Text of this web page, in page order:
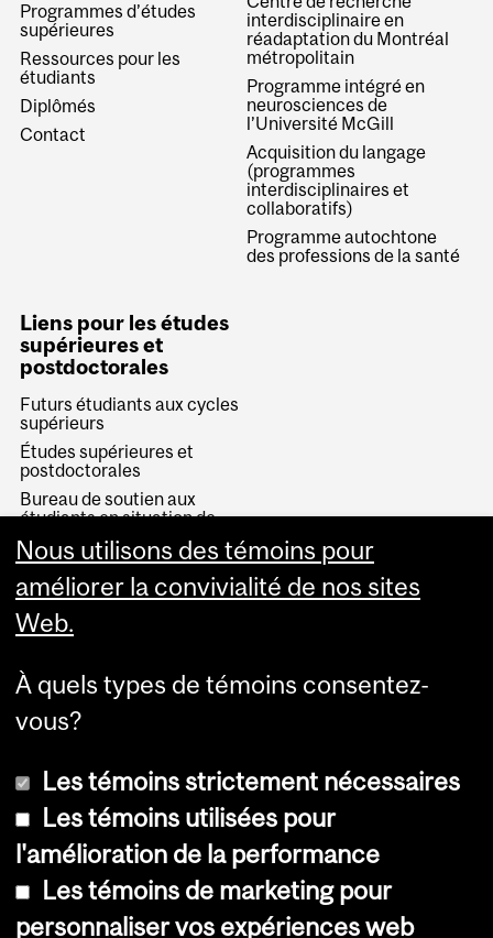
Programmes d’études
supérieures
Ressources pour les
étudiants
Diplômés
Contact
interdisciplinaire en
réadaptation du Montréal
métropolitain
Programme intégré en
neurosciences de
l’Université McGill
Acquisition du langage
(programmes
interdisciplinaires et
collaboratifs)
Programme autochtone
des professions de la santé
Liens pour les études
supérieures et
postdoctorales
Futurs étudiants aux cycles
supérieurs
Études supérieures et
postdoctorales
Bureau de soutien aux
étudiants en situation de
handicap
Bourses d’études et de
recherche
Faire un don
Donnez
© Université McGill, 2026
Accessibilité
Nous utilisons des témoins pour
améliorer la convivialité de nos sites
Web.
À quels types de témoins consentez-
vous?
Les témoins strictement nécessaires
Les témoins utilisées pour
l'amélioration de la performance
Les témoins de marketing pour
personnaliser vos expériences web